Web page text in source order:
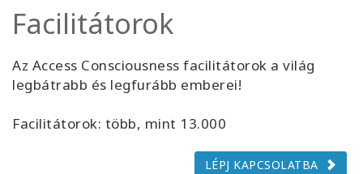
Facilitátorok
Az Access Consciousness facilitátorok a világ
legbátrabb és legfurább emberei!
Facilitátorok: több, mint 13.000
LÉPJ KAPCSOLATBA